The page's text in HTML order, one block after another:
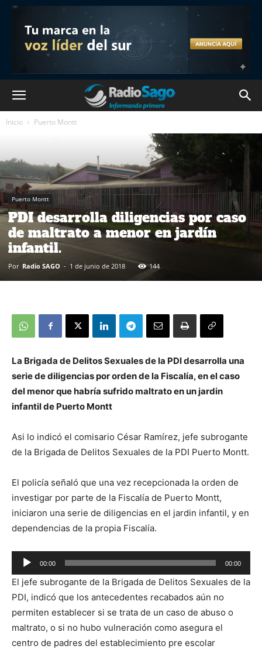
Inicio Puerto Montt
Puerto Montt
PDI desarrolla diligencias por caso
de maltrato a menor en jardín
infantil.
Por Radio SAGO - 1 de junio de 2018 144
La Brigada de Delitos Sexuales de la PDI desarrolla una
serie de diligencias por orden de la Fiscalía, en el caso
del menor que habría sufrido maltrato en un jardin
infantil de Puerto Montt
Asi lo indicó el comisario César Ramírez, jefe subrogante
de la Brigada de Delitos Sexuales de la PDI Puerto Montt.
El policía señaló que una vez recepcionada la orden de
investigar por parte de la Fiscalía de Puerto Montt,
iniciaron una serie de diligencias en el jardin infantil, y en
dependencias de la propia Fiscalía.
Reproductor
de
audio
00:00 00:00
El jefe subrogante de la Brigada de Delitos Sexuales de la
PDI, indicó que los antecedentes recabados aún no
permiten establecer si se trata de un caso de abuso o
maltrato, o si no hubo vulneración como asegura el
centro de padres del establecimiento pre escolar